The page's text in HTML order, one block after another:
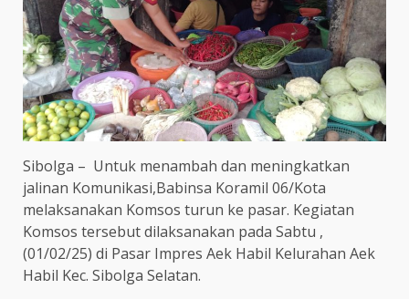
Sibolga – Untuk menambah dan meningkatkan
jalinan Komunikasi,Babinsa Koramil 06/Kota
melaksanakan Komsos turun ke pasar. Kegiatan
Komsos tersebut dilaksanakan pada Sabtu ,
(01/02/25) di Pasar Impres Aek Habil Kelurahan Aek
Habil Kec. Sibolga Selatan.